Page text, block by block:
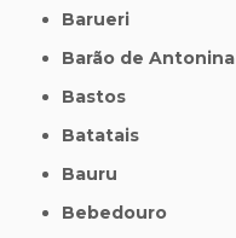
Barueri
Barão de Antonina
Bastos
Batatais
Bauru
Bebedouro